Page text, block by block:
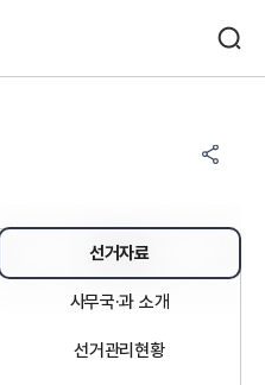
선거자료
사무국·과 소개
선거관리현황